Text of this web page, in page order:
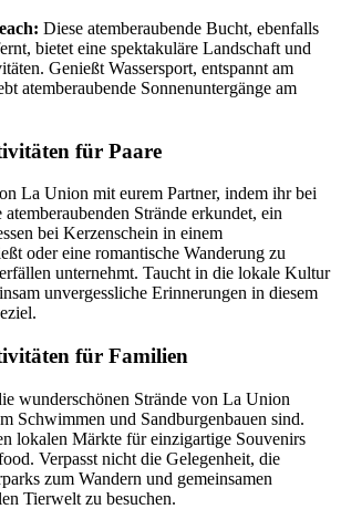
Diese atemberaubende Bucht, ebenfalls
bietet eine spektakuläre Landschaft und
Genießt Wassersport, entspannt am
atemberaubende Sonnenuntergänge am
für Paare
La Union mit eurem Partner, indem ihr bei
Strände erkundet, ein
bei Kerzenschein in einem
oder eine romantische Wanderung zu
unternehmt. Taucht in die lokale Kultur
unvergessliche Erinnerungen in diesem
für Familien
wunderschönen Strände von La Union
Schwimmen und Sandburgenbauen sind.
lokalen Märkte für einzigartige Souvenirs
Verpasst nicht die Gelegenheit, die
zum Wandern und gemeinsamen
Tierwelt zu besuchen.